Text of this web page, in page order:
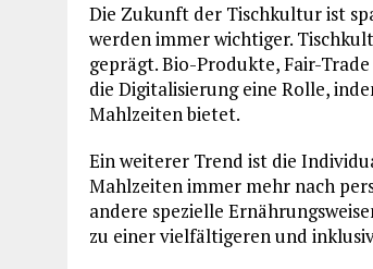
Die Zukunft der Tischkultur ist
werden immer wichtiger.
geprägt. Bio-Produkte, Fair-
die Digitalisierung eine Rolle,
Mahlzeiten bietet.
Ein weiterer Trend ist die
Mahlzeiten immer mehr nach
andere spezielle
zu einer vielfältigeren und